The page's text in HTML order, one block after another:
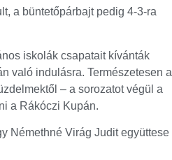
a büntetőpárbajt pedig 4-3-ra
iskolák csapatait kívánták
való indulásra. Természetesen a
– a sorozatot végül a
a Rákóczi Kupán.
Némethné Virág Judit együttese